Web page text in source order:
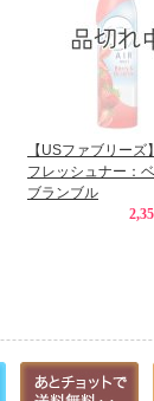
【USファブリーズ
フレッシュナー：
ブランブル